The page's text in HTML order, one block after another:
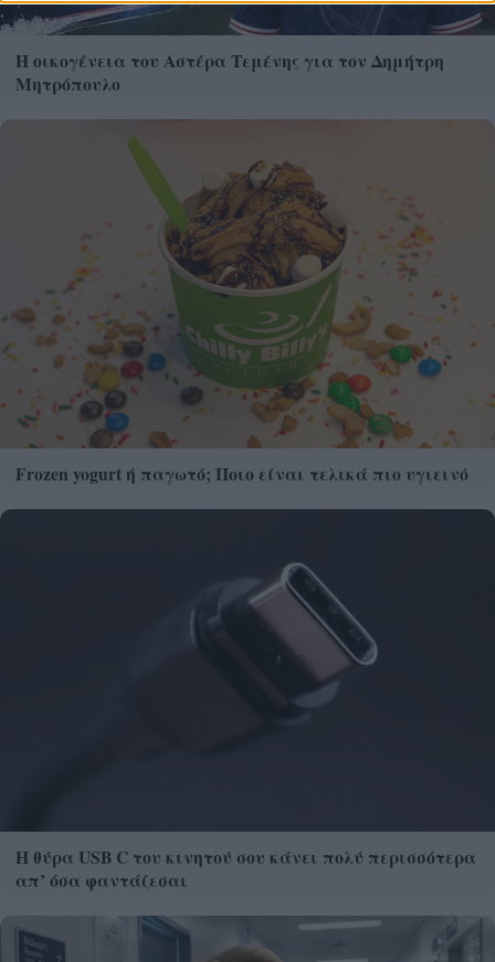
Η οικογένεια του Αστέρα Τεμένης για τον Δημήτρη
Μητρόπουλο
Frozen yogurt ή παγωτό; Ποιο είναι τελικά πιο υγιεινό
Η θύρα USB C του κινητού σου κάνει πολύ περισσότερα
απ’ όσα φαντάζεσαι